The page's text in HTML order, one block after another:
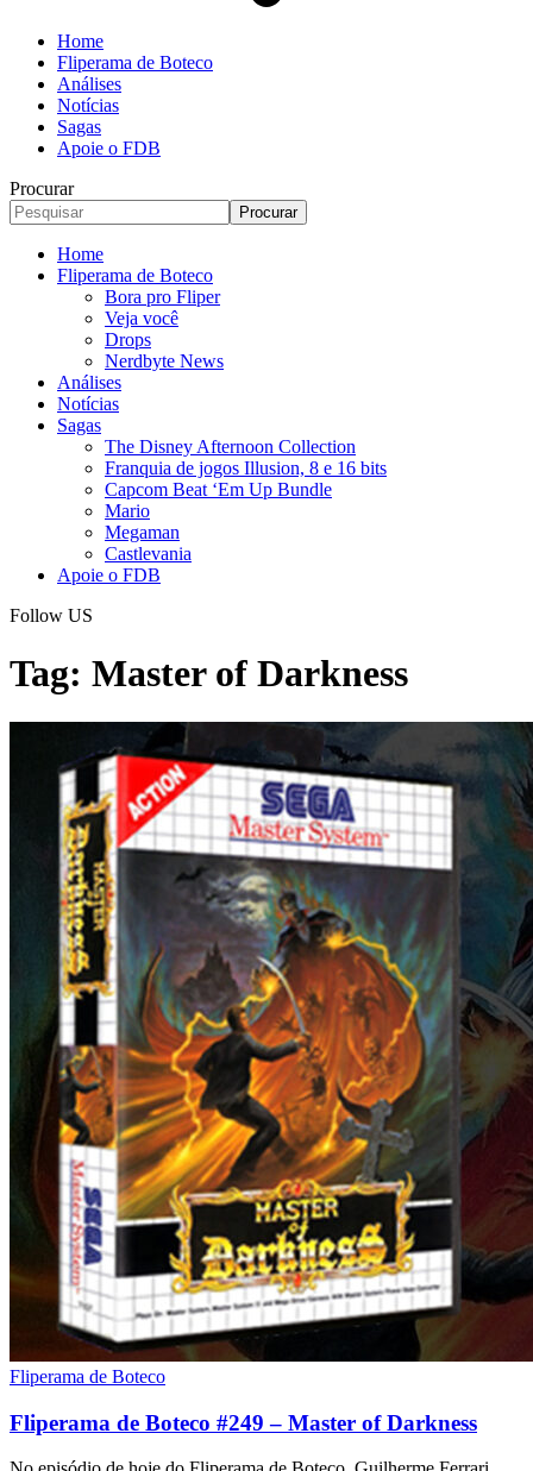
Home
Fliperama de Boteco
Análises
Notícias
Sagas
Apoie o FDB
Procurar
Home
Fliperama de Boteco
Bora pro Fliper
Veja você
Drops
Nerdbyte News
Análises
Notícias
Sagas
The Disney Afternoon Collection
Franquia de jogos Illusion, 8 e 16 bits
Capcom Beat ‘Em Up Bundle
Mario
Megaman
Castlevania
Apoie o FDB
Follow US
Tag: Master of Darkness
Fliperama de Boteco
Fliperama de Boteco #249 – Master of Darkness